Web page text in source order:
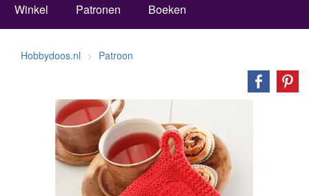
Winkel Patronen Boeken
Hobbydoos.nl Patroon